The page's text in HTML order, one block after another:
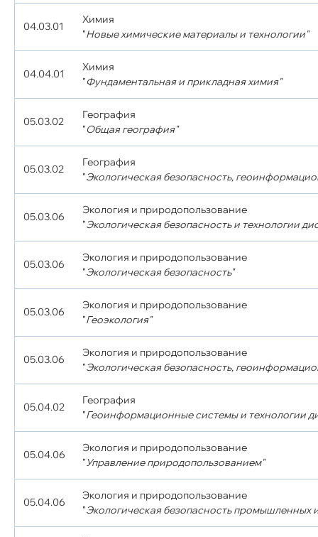
04.03.01
Химия
"Новые химические материалы и технологии"
04.04.01
Химия
"Фундаментальная и прикладная химия"
05.03.02
География
"Общая география"
05.03.02
География
"Экологическая безопасность,
05.03.06
Экология и природопользование
"Экологическая безопасность и технологии
05.03.06
Экология и природопользование
"Экологическая безопасность"
05.03.06
Экология и природопользование
"Геоэкология"
05.03.06
Экология и природопользование
"Экологическая безопасность,
05.04.02
География
"Геоинформационные системы и технологии
05.04.06
Экология и природопользование
"Управление природопользованием"
05.04.06
Экология и природопользование
"Экологическая безопасность промышленных